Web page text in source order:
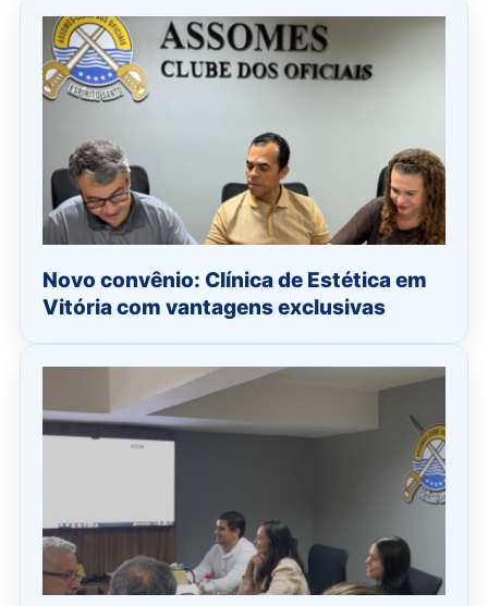
Novo convênio: Clínica de Estética em
Vitória com vantagens exclusivas